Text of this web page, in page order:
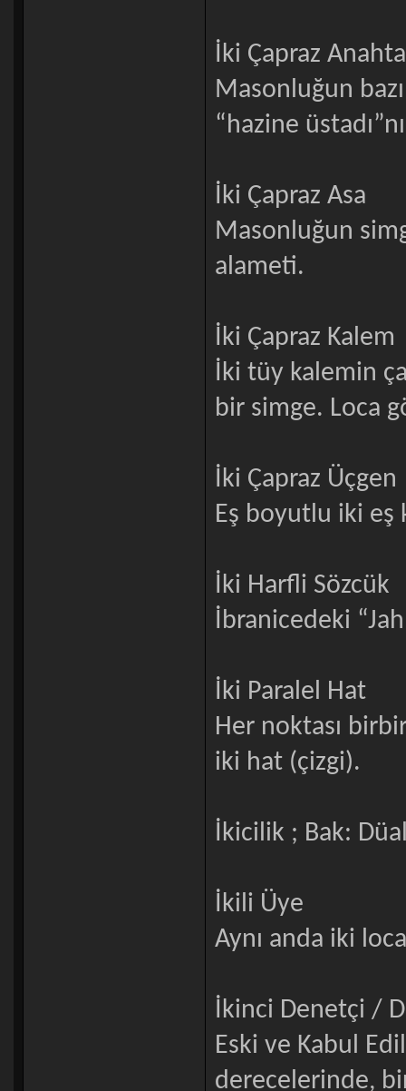
İki Çapraz
Masonluğun
“hazine
İki Çapraz Asa
Masonluğun
alameti.
İki Çapraz Kalem
İki tüy kalemin
bir simge. Loca
İki Çapraz Üçgen
Eş boyutlu iki eş
İki Harfli Sözcük
İbranicedeki
İki Paralel Hat
Her noktası
iki hat (çizgi).
İkicilik ; Bak:
İkili Üye
Aynı anda iki
İkinci Denetçi /
Eski ve Kabul
derecelerinde,